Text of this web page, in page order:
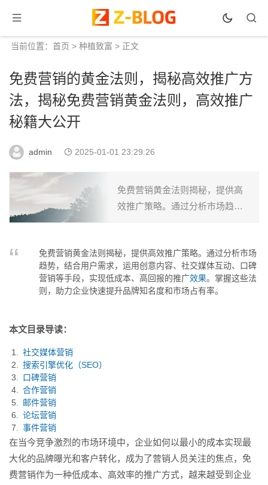
当前位置： 首页 > 种植致富 > 正文
免费营销的黄金法则，揭秘高效推广方
法，揭秘免费营销黄金法则，高效推广
秘籍大公开
admin 2025-01-01 23:29:26
免费营销黄金法则揭秘，提供高
效推广策略。通过分析市场趋
手段，实现低成本、高回报的推
广效果。掌握这些法则，助力企
业...
免费营销黄金法则揭秘，提供高效推广策略。通过分析市场
趋势，结合用户需求，运用创意内容、社交媒体互动、口碑
营销等手段，实现低成本、高回报的推广效果。掌握这些法
则，助力企业快速提升品牌知名度和市场占有率。
本文目录导读：
社交媒体营销
搜索引擎优化（SEO）
口碑营销
合作营销
邮件营销
论坛营销
事件营销
在当今竞争激烈的市场环境中，企业如何以最小的成本实现最
大化的品牌曝光和客户转化，成为了营销人员关注的焦点，免
费营销作为一种低成本、高效率的推广方式，越来越受到企业